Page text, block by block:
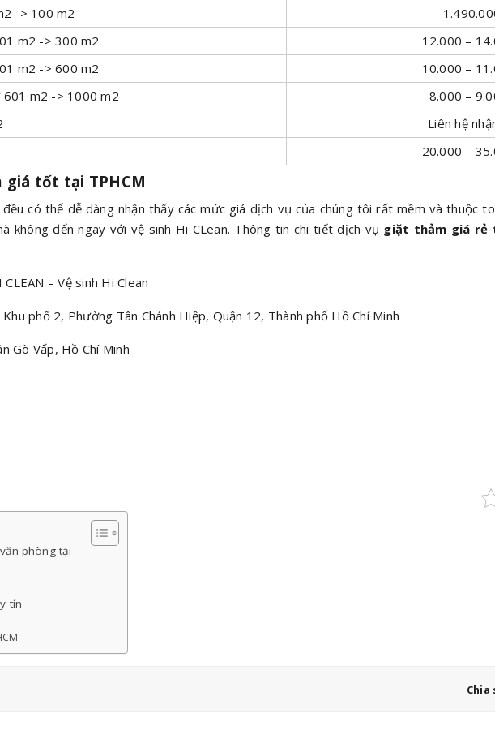
-> 100 m2
m2 -> 300 m2
12.000 –
m2 -> 600 m2
10.000 –
601 m2 -> 1000 m2
8.000 –
Liên hệ
20.000 –
tốt tại TPHCM
có thể dễ dàng nhận thấy các mức giá dịch vụ của chúng tôi rất mềm và thuộc
không đến ngay với vệ sinh Hi CLean. Thông tin chi tiết dịch vụ giặt thảm giá rẻ
– Vệ sinh Hi Clean
phố 2, Phường Tân Chánh Hiệp, Quận 12, Thành phố Hồ Chí Minh
Gò Vấp, Hồ Chí Minh
phòng tại
tín
Chia